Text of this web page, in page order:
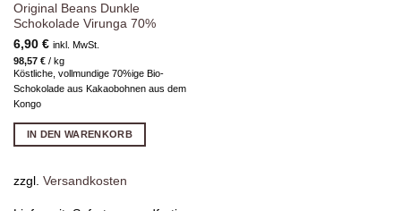
Original Beans Dunkle
Schokolade Virunga 70%
6,90 € inkl. MwSt.
98,57 €/ kg
Köstliche, vollmundige 70%ige Bio-
Schokolade aus Kakaobohnen aus dem
Kongo
IN DEN WARENKORB
zzgl. Versandkosten